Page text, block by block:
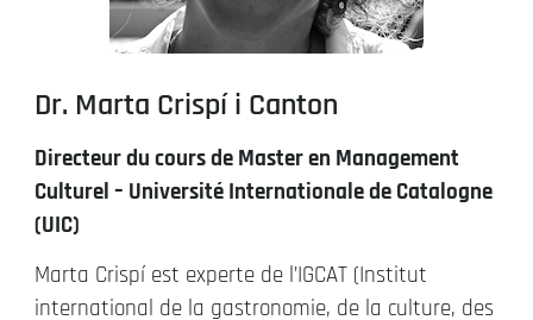
Dr. Marta Crispí i Canton
Directeur du cours de Master en Management
Culturel – Université Internationale de Catalogne
(UIC)
Marta Crispí est experte de l’IGCAT (Institut
international de la gastronomie, de la culture, des